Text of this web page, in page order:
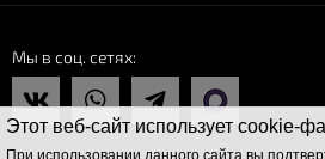
Этот веб-сайт использует cookie-
При использовании данного сайта вы
Мы в соц. сетях